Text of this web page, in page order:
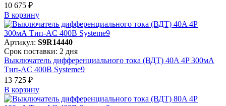
10 675 ₽
В корзинy
Артикул: S9R14440
Срок поставки: 2 дня
Выключатель дифференциального тока (ВДТ) 40A 4P 300мА
Тип-AC 400В Systeme9
13 725 ₽
В корзинy